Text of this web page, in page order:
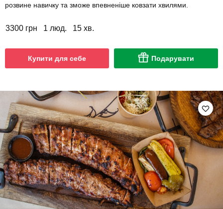
розвине навичку та зможе впевненіше ковзати хвилями.
3300 грн 1 люд. 15 хв.
Купити для себе Подарувати